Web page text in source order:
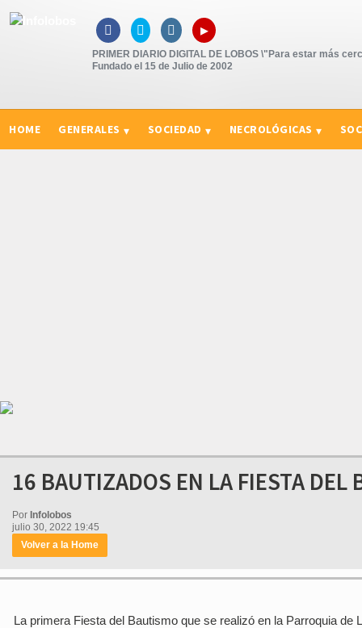
   ▸
PRIMER DIARIO DIGITAL DE LOBOS \"Para estar más
Fundado el 15 de Julio de 2002
HOME GENERALES SOCIEDAD NECROLÓGICAS
16 BAUTIZADOS EN LA FIESTA DEL
Por Infolobos
julio 30, 2022 19:45
Volver a la Home
La primera Fiesta del Bautismo que se realizó en la Parroquia